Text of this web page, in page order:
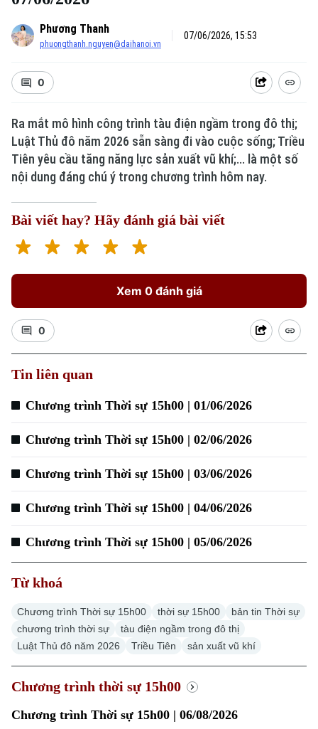
Phương Thanh
phuongthanh.nguyen@daihanoi.vn
07/06/2026, 15:53
0
Ra mắt mô hình công trình tàu điện ngầm trong đô thị;
Luật Thủ đô năm 2026 sẵn sàng đi vào cuộc sống; Triều
Tiên yêu cầu tăng năng lực sản xuất vũ khí;... là một số
nội dung đáng chú ý trong chương trình hôm nay.
Bài viết hay? Hãy đánh giá bài viết
Xem 0 đánh giá
0
Tin liên quan
Chương trình Thời sự 15h00 | 01/06/2026
Chương trình Thời sự 15h00 | 02/06/2026
Chương trình Thời sự 15h00 | 03/06/2026
Chương trình Thời sự 15h00 | 04/06/2026
Chương trình Thời sự 15h00 | 05/06/2026
Từ khoá
Chương trình Thời sự 15h00 thời sự 15h00
bản tin Thời sự
chương trình thời sự
tàu điện ngầm trong đô thị
Luật Thủ đô năm 2026
Triều Tiên sản xuất vũ khí
Chương trình thời sự 15h00
Chương trình Thời sự 15h00 | 06/08/2026